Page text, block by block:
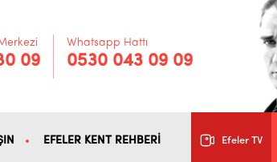
09
Whatsapp Hattı
0530 043 09 09
EFELER KENT REHBERİ Efeler TV